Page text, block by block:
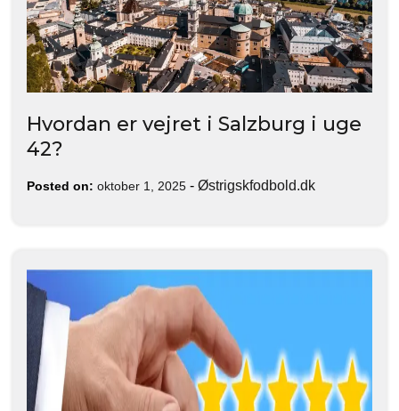
Hvordan er vejret i Salzburg i uge
42?
Posted on: oktober 1, 2025 - Østrigskfodbold.dk